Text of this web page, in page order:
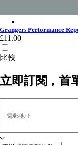
Grangers Performance
£11.00
比較
立即訂閱，首
電郵地址